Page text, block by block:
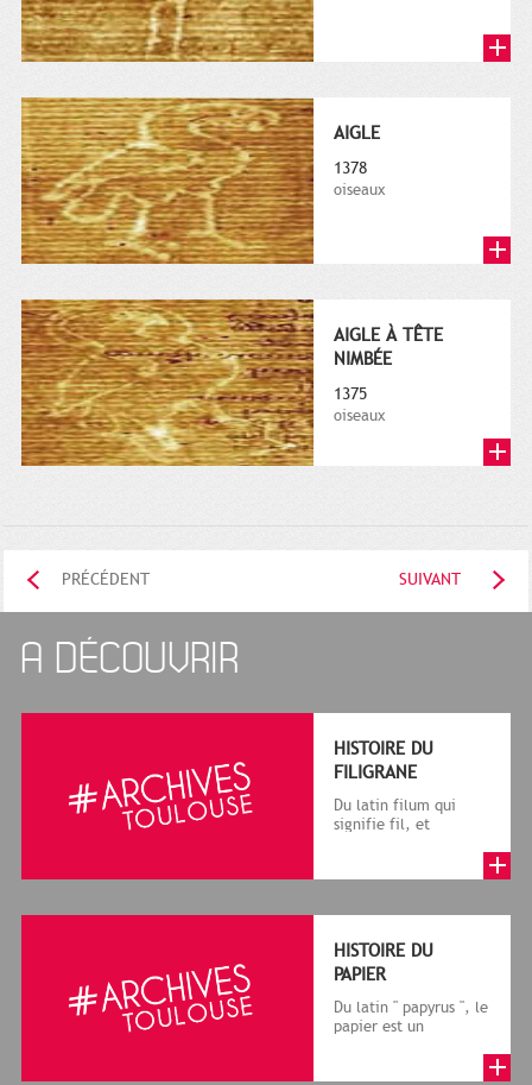
AIGLE
1378
oiseaux
AIGLE À TÊTE
NIMBÉE
1375
oiseaux
PRÉCÉDENT SUIVANT
A DÉCOUVRIR
HISTOIRE DU
FILIGRANE
Du latin filum qui
signifie fil, et
le cadre de la f...
HISTOIRE DU
PAPIER
Du latin " papyrus ", le
papier est un